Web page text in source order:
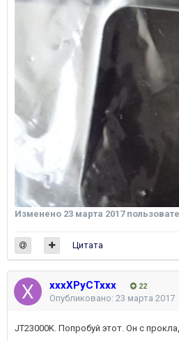
Изменено 23 марта 2017
Цитата
xxxXPyCTxxx 22
Опубликовано: 23 марта 2017
JT23000K. Попробуй этот. Он с